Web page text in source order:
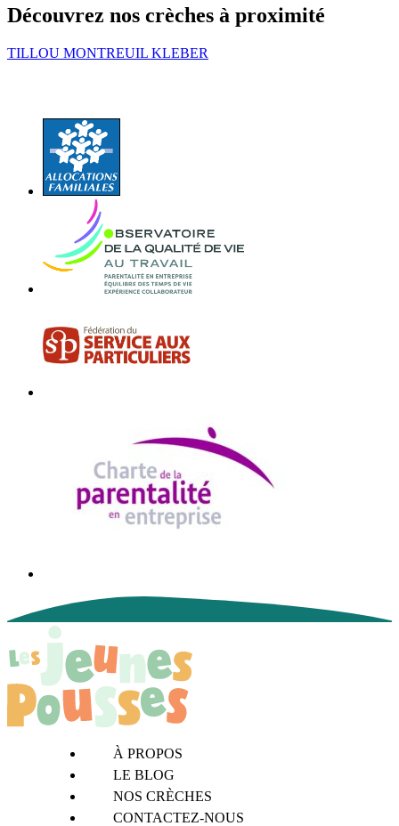
Découvrez nos crèches à proximité
TILLOU MONTREUIL KLEBER
À PROPOS
LE BLOG
NOS CRÈCHES
CONTACTEZ-NOUS